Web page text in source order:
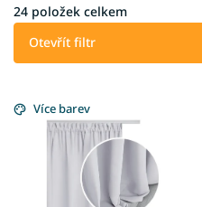
í
u
24 položek celkem
Otevřít filtr
ý
Více barev